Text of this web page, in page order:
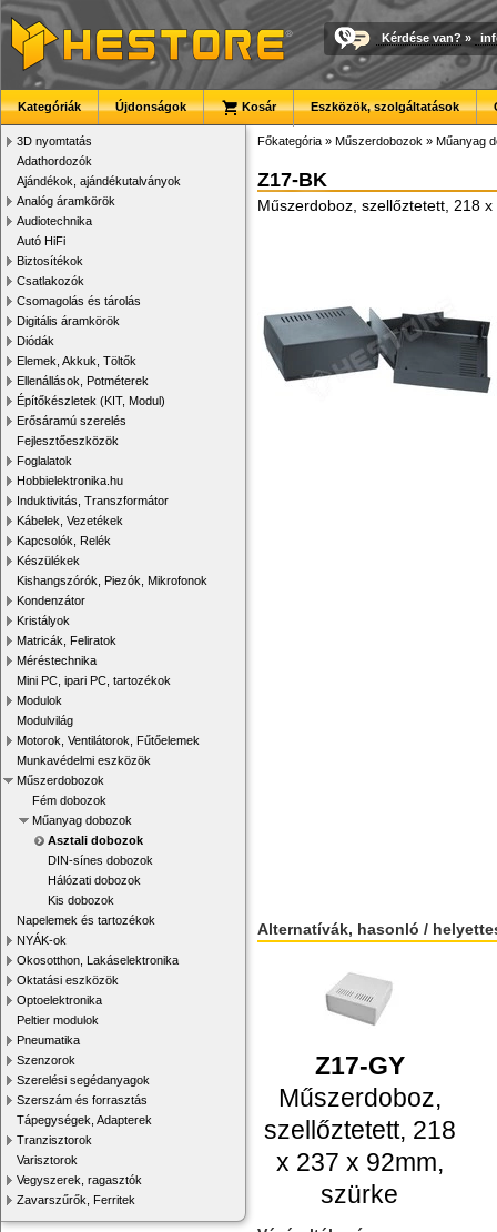
Kérdése van? »
Kategóriák Újdonságok Kosár Eszközök, szolgáltatások
3D nyomtatás
Adathordozók
Ajándékok, ajándékutalványok
Analóg áramkörök
Audiotechnika
Autó HiFi
Biztosítékok
Csatlakozók
Csomagolás és tárolás
Digitális áramkörök
Diódák
Elemek, Akkuk, Töltők
Ellenállások, Potméterek
Építőkészletek (KIT, Modul)
Erősáramú szerelés
Fejlesztőeszközök
Foglalatok
Hobbielektronika.hu
Induktivitás, Transzformátor
Kábelek, Vezetékek
Kapcsolók, Relék
Készülékek
Kishangszórók, Piezók, Mikrofonok
Kondenzátor
Kristályok
Matricák, Feliratok
Méréstechnika
Mini PC, ipari PC, tartozékok
Modulok
Modulvilág
Motorok, Ventilátorok, Fűtőelemek
Munkavédelmi eszközök
Műszerdobozok
Fém dobozok
Műanyag dobozok
Asztali dobozok
DIN-sínes dobozok
Hálózati dobozok
Kis dobozok
Napelemek és tartozékok
NYÁK-ok
Okosotthon, Lakáselektronika
Oktatási eszközök
Optoelektronika
Peltier modulok
Pneumatika
Szenzorok
Szerelési segédanyagok
Szerszám és forrasztás
Tápegységek, Adapterek
Tranzisztorok
Varisztorok
Vegyszerek, ragasztók
Zavarszűrők, Ferritek
Főkategória » Műszerdobozok » Műanyag
Z17-BK
Műszerdoboz, szellőztetett, 218
Alternatívák, hasonló /
Z17-GY
Műszerdoboz,
szellőztetett, 218
x 237 x 92mm,
szürke